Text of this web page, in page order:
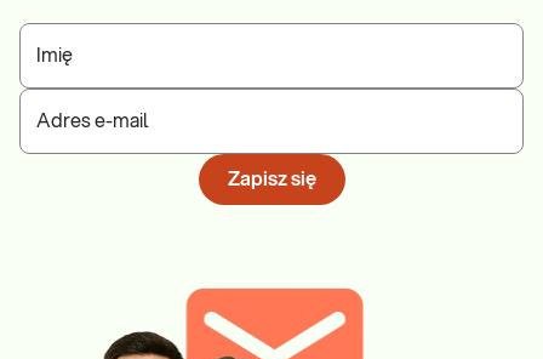
Imię
Adres e-mail
Zapisz się